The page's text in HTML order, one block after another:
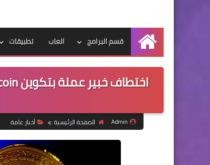
الرئيسية
قسم البرامج العاب تطبيقات
Admin الصفحة الرئيسية أخبار عامة